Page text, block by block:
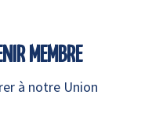
MEMBRE
à notre Union